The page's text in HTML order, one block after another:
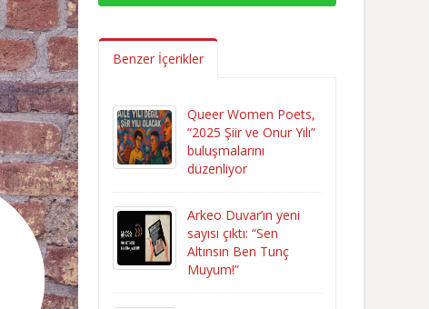
Benzer İçerikler
Queer Women Poets,
“2025 Şiir ve Onur Yılı”
buluşmalarını
düzenliyor
Arkeo Duvar’ın yeni
sayısı çıktı: “Sen
Altınsın Ben Tunç
Muyum!”